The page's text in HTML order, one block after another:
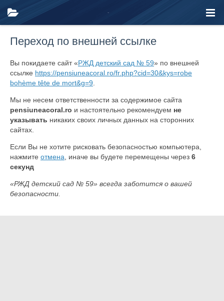
Переход по внешней ссылке
Вы покидаете сайт «РЖД детский сад № 59» по внешней
ссылке https://pensiuneacoral.ro/fr.php?cid=30&kys=robe
bohème tête de mort&g=9
Мы не несем ответственности за содержимое сайта
pensiuneacoral.ro и настоятельно рекомендуем не
указывать никаких своих личных данных на сторонних
сайтах.
Если Вы не хотите рисковать безопасностью компьютера,
нажмите отмена , иначе вы будете перемещены через 6
секунд
«РЖД детский сад № 59» всегда заботится о вашей
безопасности.